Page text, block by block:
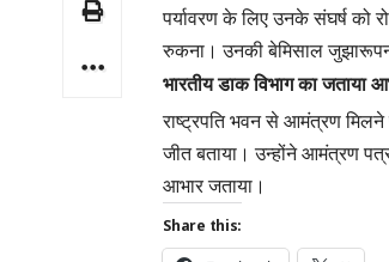
पर्यावरण के लिए उनके संघर्ष को
रुकना। उनकी बेमिसाल जुझारूपन
भारतीय डाक विभाग का जताया
राष्ट्रपति भवन से आमंत्रण मिलने
जीत बताया। उन्होंने आमंत्रण
आभार जताया।
Share this: